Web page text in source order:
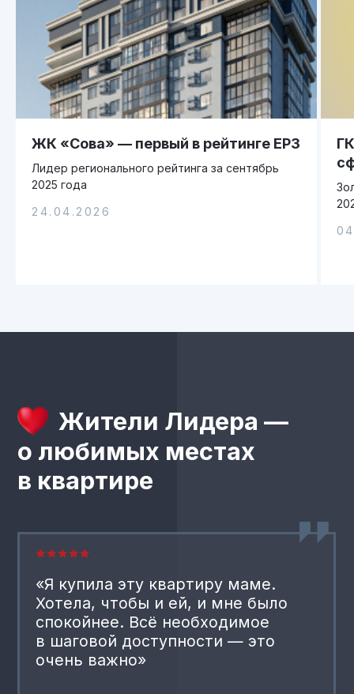
ЖК «Сова» — первый в рейтинге ЕРЗ
Лидер регионального рейтинга за сентябрь
2025 года
24.04.2026